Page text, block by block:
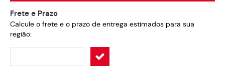
Frete e Prazo
Calcule o frete e o prazo de entrega estimados para sua
região: